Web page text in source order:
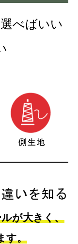
べばいい
が大きく、
す。